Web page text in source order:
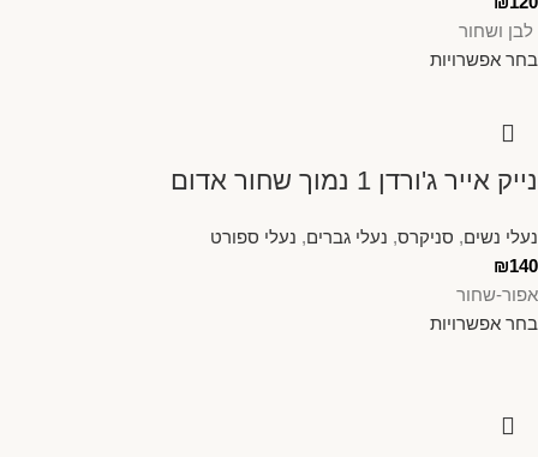
לבן ושחור
בחר אפשרויות
נייק אייר ג'ורדן 1 נמוך שחור אדום
נעלי נשים, סניקרס, נעלי גברים, נעלי ספורט
₪140
אפור-שחור
בחר אפשרויות